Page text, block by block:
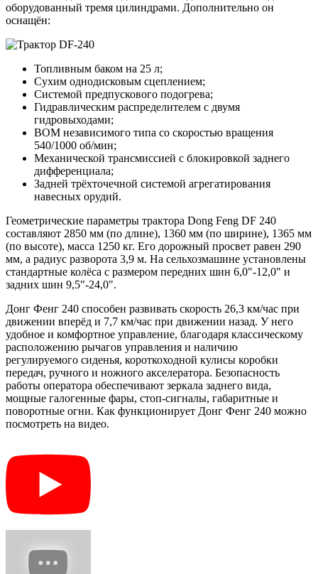
оборудованный тремя цилиндрами. Дополнительно он
оснащён:
Топливным баком на 25 л;
Сухим однодисковым сцеплением;
Системой предпускового подогрева;
Гидравлическим распределителем с двумя
гидровыходами;
ВОМ независимого типа со скоростью вращения
540/1000 об/мин;
Механической трансмиссией с блокировкой заднего
дифференциала;
Задней трёхточечной системой агрегатирования
навесных орудий.
Геометрические параметры трактора Dong Feng DF 240
составляют 2850 мм (по длине), 1360 мм (по ширине), 1365 мм
(по высоте), масса 1250 кг. Его дорожный просвет равен 290
мм, а радиус разворота 3,9 м. На сельхозмашине установлены
стандартные колёса с размером передних шин 6,0"-12,0" и
задних шин 9,5"-24,0".
Донг Фенг 240 способен развивать скорость 26,3 км/час при
движении вперёд и 7,7 км/час при движении назад. У него
удобное и комфортное управление, благодаря классическому
расположению рычагов управления и наличию
регулируемого сиденья, короткоходной кулисы коробки
передач, ручного и ножного акселератора. Безопасность
работы оператора обеспечивают зеркала заднего вида,
мощные галогенные фары, стоп-сигналы, габаритные и
поворотные огни. Как функционирует Донг Фенг 240 можно
посмотреть на видео.